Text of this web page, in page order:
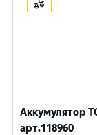
Аккумулятор
арт.118960